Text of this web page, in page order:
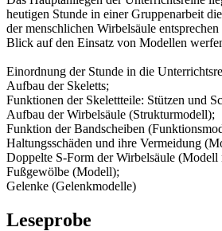
heutigen Stunde in einer Gruppenarbeit
der menschlichen Wirbelsäule
Blick auf den Einsatz von Modellen
Einordnung der Stunde in die
Aufbau der Skeletts;
Funktionen der Skelettteile: Stützen und
Aufbau der Wirbelsäule (Strukturmodell);
Funktion der Bandscheiben
Haltungsschäden und ihre Vermeidung
Doppelte S-Form der Wirbelsäule (Modell
Fußgewölbe (Modell);
Gelenke (Gelenkmodelle)
Leseprobe